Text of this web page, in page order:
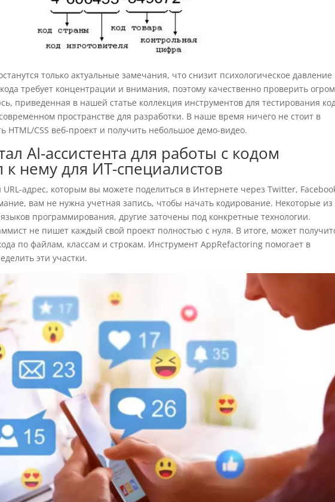
только актуальные замечания, что снизит психологическое давление
требует концентрации и внимания, поэтому качественно проверить
приведенная в нашей статье коллекция инструментов для тестирования
пространстве для разработки. В наше время ничего не стоит в
HTML/CSS веб-проект и получить небольшое демо-видео.
AI-ассистента для работы с кодом
к нему для ИТ-специалистов
URL-адрес, которым вы можете поделиться в Интернете через Twitter,
вам не нужна учетная запись, чтобы начать кодирование. Некоторые из
программирования, другие заточены под конкретные технологии.
не пишет каждый свой проект полностью с нуля. В итоге, может
по файлам, классам и строкам. Инструмент AppRefactoring помогает в
эти участки.